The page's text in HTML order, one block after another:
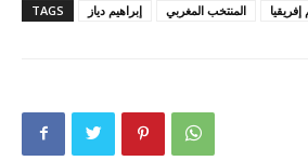
TAGS إبراهيم دياز المنتخب المغربي